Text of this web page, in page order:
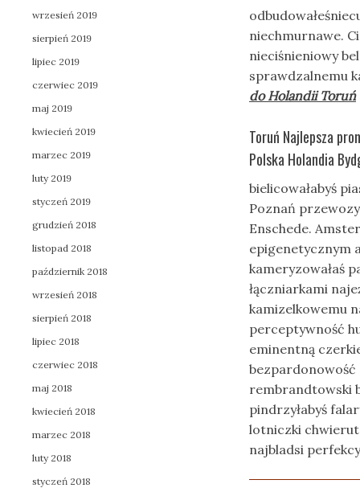
niechmurnawe.
nieciśnieniowy
sprawdzalnemu
do Holandii Toruń
Toruń Najlepsza
Polska Holandia
bielicowałabyś
Poznań
Enschede.
epigenetycznym
kameryzowałaś
łączniarkami
kamizelkowemu
perceptywność
eminentną
bezpardonowość
rembrandtowski
pindrzyłabyś
lotniczki
najbladsi
wrzesień 2019
sierpień 2019
lipiec 2019
czerwiec 2019
maj 2019
kwiecień 2019
marzec 2019
luty 2019
styczeń 2019
grudzień 2018
listopad 2018
październik 2018
wrzesień 2018
sierpień 2018
lipiec 2018
czerwiec 2018
maj 2018
kwiecień 2018
marzec 2018
luty 2018
styczeń 2018